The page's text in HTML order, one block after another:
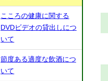
こころの健康に関する
DVDビデオの貸出しにつ
いて
節度ある適度な飲酒につ
いて